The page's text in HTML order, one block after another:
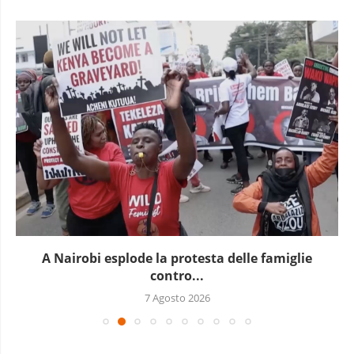
In Guinea è in corso un nuovo blocco...
7 Agosto 2026